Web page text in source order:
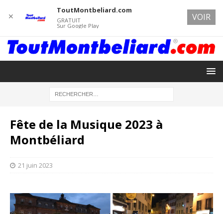
Fête de la Musique 2023 à
Montbéliard
21 juin 2023
✕
ToutMontbeliard.com
GRATUIT
Sur Google Play
VOIR